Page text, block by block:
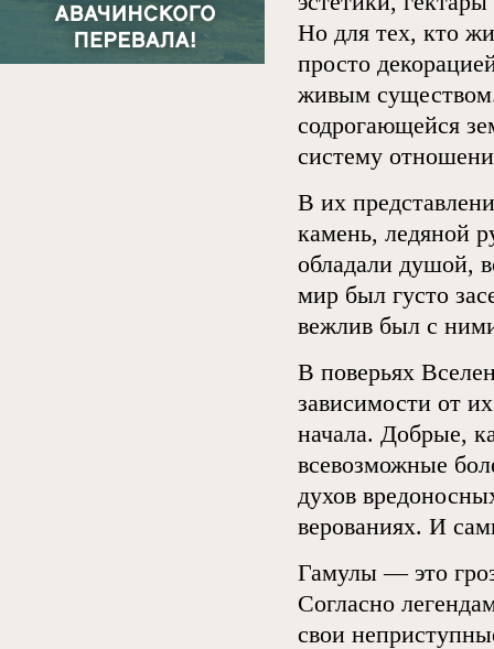
Но для тех, кто
просто
живым
содрогающейся
систему
В их
камень, ледяной
обладали душой,
мир был густо
вежлив был с
В поверьях
зависимости от
начала. Добрые,
всевозможные
духов
верованиях. И
Гамулы — это
Согласно
свои